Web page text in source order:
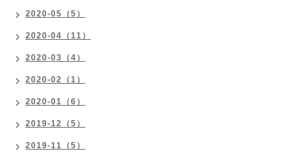
2020-05（5）
2020-04（11）
2020-03（4）
2020-02（1）
2020-01（6）
2019-12（5）
2019-11（5）